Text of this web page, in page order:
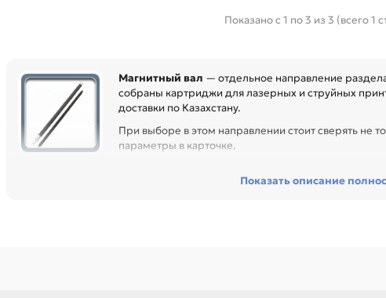
Показано с 1 по 3 из 3 (всего 1
Магнитный вал — отдельное направление
собраны картриджи для лазерных и струйных
доставки по Казахстану.
При выборе в этом направлении стоит сверять не
параметры в карточке.
расходник без ошибок по совместимости, особенно при обслуживании
Показать описание